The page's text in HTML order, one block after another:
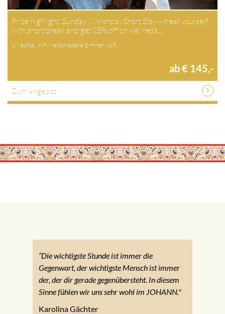
Price highlight: Sunday & Monday Short Stay – treat yourself
with short break and get 15% off on wellness…
1 Nächte / HP / verschiedene Zimmer / p.P.
ab € 145,-
Zum Angebot
“Die wichtigste Stunde ist immer die
Gegenwart, der wichtigste Mensch ist immer
der, der dir gerade gegenübersteht. In diesem
Sinne fühlen wir uns sehr wohl im JOHANN."
Karolina Gächter